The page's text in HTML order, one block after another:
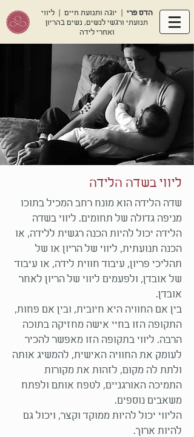
הדס פרי | יוגה ותנועת חיים | ליווי
תנועתי ורגשי לנשים, נשים בהריון
ואחרי לידה
ליווי בשדה הלידה
שדה הלידה הוא מונח רחב המכיל בתוכו
מניפה גדולה של תחומים. ליווי בשדה
הלידה יכול להיות הכנה רגשית ללידה, או
הכנה תנועתית, ליווי של הריון או של
תהליכי פריון, עיבוד חווית לידה, או עיבוד
של אובדן, ולפעמים ליווי של הריון לאחר
אובדן.
בין אם החוויה היא חיובית, ובין אם פחות,
התקופה הזו בחיי אישה מחזיקה בתוכה
הרבה. ליווי בתקופה הזו מאפשר להכיר
לעומק את החוויה האישית, להמשיג אותה
ולתת לה מקום, לזהות את מקורות
התמיכה האורגניים, לטפח אותם ולפתח
משאבים נוספים.
הליווי יכול להיות ממוקד וקצר, ויכול גם
להיות ארוך.